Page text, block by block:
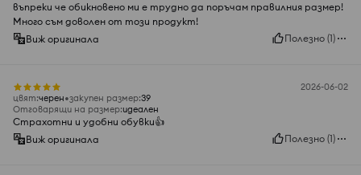
въпреки че обикновено ми е трудно да поръчам правилния размер!
Много съм доволен от този продукт!
Виж оригинала
Полезно (1)
2026-06-02
цвят:черeн закупен размер:39
Отговарящи на размер:идеален
Страхотни и удобни обувки👍️
Виж оригинала
Полезно (1)